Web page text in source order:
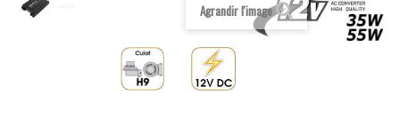
Agrandir l'image